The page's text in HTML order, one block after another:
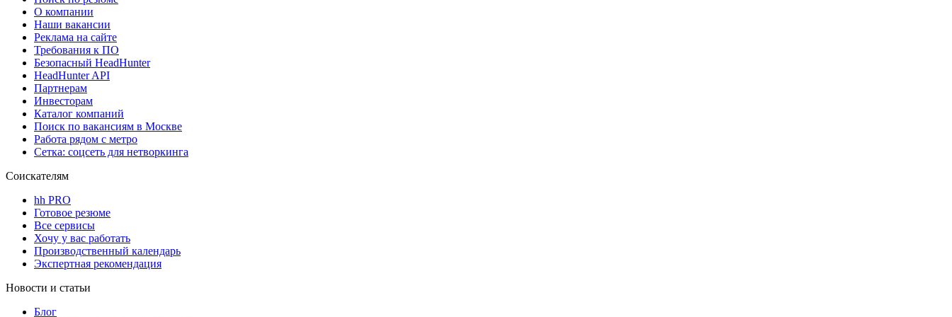
О компании
Наши вакансии
Реклама на сайте
Требования к ПО
Безопасный HeadHunter
HeadHunter API
Партнерам
Инвесторам
Каталог компаний
Поиск по вакансиям в Москве
Работа рядом с метро
Сетка: соцсеть для нетворкинга
Соискателям
hh PRO
Готовое резюме
Все сервисы
Хочу у вас работать
Производственный календарь
Экспертная рекомендация
Новости и статьи
Блог